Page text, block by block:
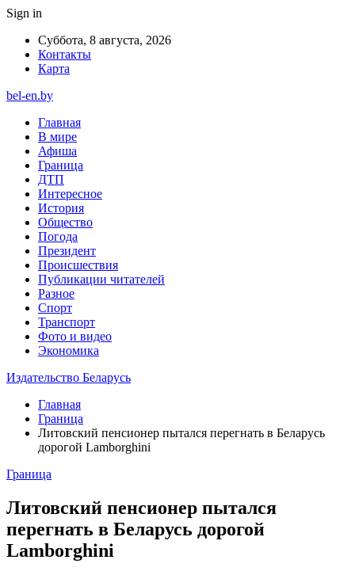
Sign in
Суббота, 8 августа, 2026
Контакты
Карта
bel-en.by
Главная
В мире
Афиша
Граница
ДТП
Интересное
История
Общество
Погода
Президент
Происшествия
Публикации читателей
Разное
Спорт
Транспорт
Фото и видео
Экономика
Издательство Беларусь
Главная
Граница
Литовский пенсионер пытался перегнать в Беларусь
дорогой Lamborghini
Граница
Литовский пенсионер пытался
перегнать в Беларусь дорогой
Lamborghini